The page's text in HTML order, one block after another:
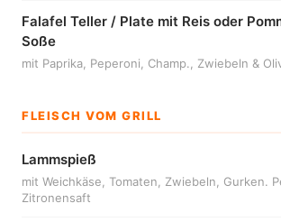
Falafel Teller / Plate mit Reis oder
Soße
mit Paprika, Peperoni, Champ., Zwiebeln &
FLEISCH VOM GRILL
Lammspieß
mit Weichkäse, Tomaten, Zwiebeln, Gurken.
Zitronensaft